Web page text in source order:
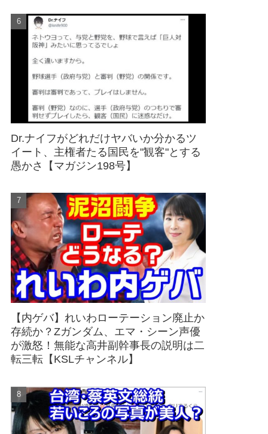
Dr.ナイフがどれだけヤバいか分かるツ
イート、主権者たる国民を"観客"とする
愚かさ【マガジン198号】
【内ゲバ】れいわローテーション廃止か
存続か？Zガンダム、エマ・シーン声優
が激怒！無能な高井副幹事長の説明は二
転三転【KSLチャンネル】